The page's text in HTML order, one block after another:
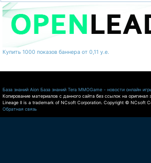
Купить 1000 показов баннера от 0,11 у.е.
База знаний Aion База знаний Tera MMOGame - новости онлайн
Копирование материалов с данного сайта без ссылок на оригинал
Lineage II is a trademark of NCsoft Corporation. Copyright © NCsoft
Обратная связь